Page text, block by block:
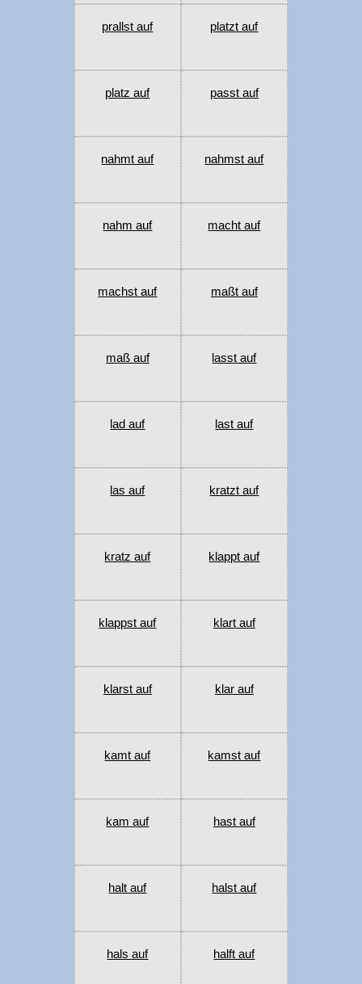
prallst auf platzt auf
platz auf passt auf
nahmt auf nahmst auf
nahm auf macht auf
machst auf maßt auf
maß auf lasst auf
lad auf last auf
las auf kratzt auf
kratz auf klappt auf
klappst auf klart auf
klarst auf klar auf
kamt auf kamst auf
kam auf hast auf
halt auf halst auf
hals auf halft auf